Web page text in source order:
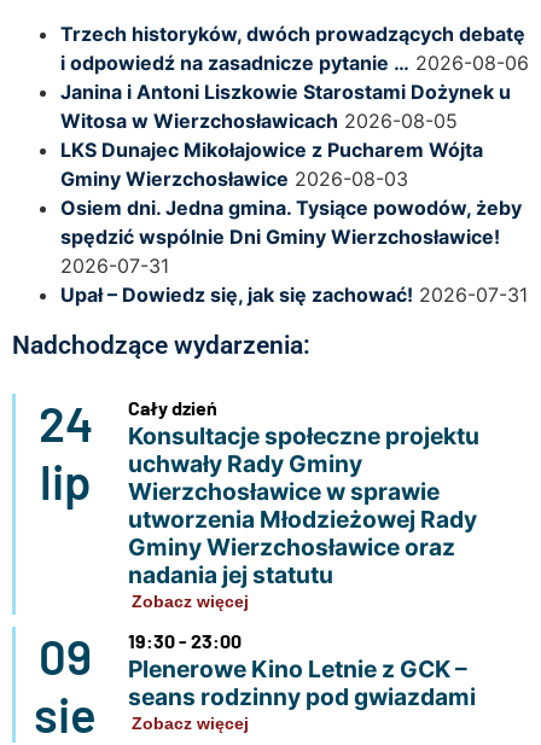
Trzech historyków, dwóch prowadzących debatę
i odpowiedź na zasadnicze pytanie … 2026-08-06
Janina i Antoni Liszkowie Starostami Dożynek u
Witosa w Wierzchosławicach 2026-08-05
LKS Dunajec Mikołajowice z Pucharem Wójta
Gminy Wierzchosławice 2026-08-03
Osiem dni. Jedna gmina. Tysiące powodów, żeby
spędzić wspólnie Dni Gminy Wierzchosławice!
2026-07-31
Upał – Dowiedz się, jak się zachować! 2026-07-31
Nadchodzące wydarzenia:
24
lip
Cały dzień
Konsultacje społeczne projektu
uchwały Rady Gminy
Wierzchosławice w sprawie
utworzenia Młodzieżowej Rady
Gminy Wierzchosławice oraz
nadania jej statutu
Zobacz więcej
09
sie
19:30 - 23:00
Plenerowe Kino Letnie z GCK –
seans rodzinny pod gwiazdami
Zobacz więcej